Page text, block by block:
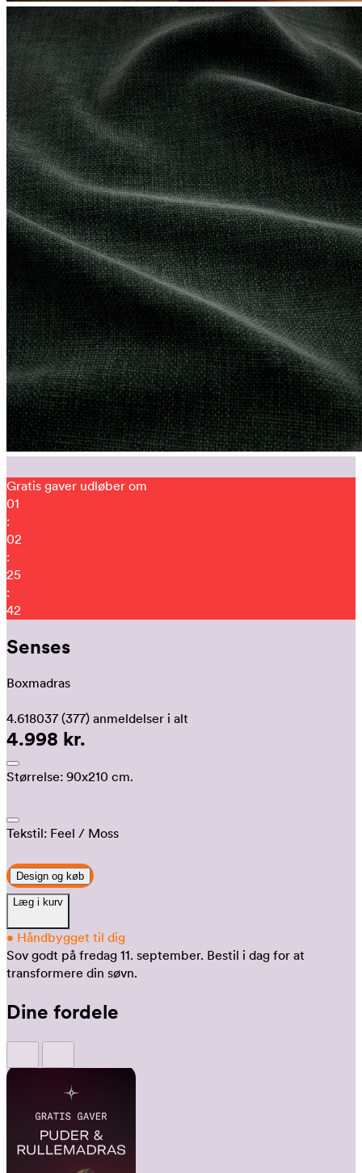
Gratis gaver udløber om
01
:
02
:
25
:
31
Senses
Boxmadras
4.618037 (377) anmeldelser i alt
4.998 kr.
Størrelse: 90x210 cm.
Tekstil: Feel / Moss
Design og køb
Læg i kurv
• Håndbygget til dig
Sov godt på fredag 11. september. Bestil i dag for at
transformere din søvn.
Dine fordele